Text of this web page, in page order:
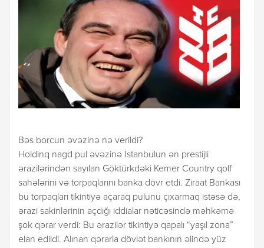
Bəs borcun əvəzinə nə verildi?
Holdinq nagd pul əvəzinə İstanbulun ən prestijli
ərazilərindən sayılan Göktürkdəki Kemer Country qolf
sahələrini və torpaqlarını banka dövr etdi. Ziraat Bankası
bu torpaqları tikintiyə açaraq pulunu çıxarmaq istəsə də,
ərazi sakinlərinin açdığı iddialar nəticəsində məhkəmə
şok qərar verdi: Bu ərazilər tikintiyə qapalı “yaşıl zona”
elan edildi. Alınan qərarla dövlət bankının əlində yüz